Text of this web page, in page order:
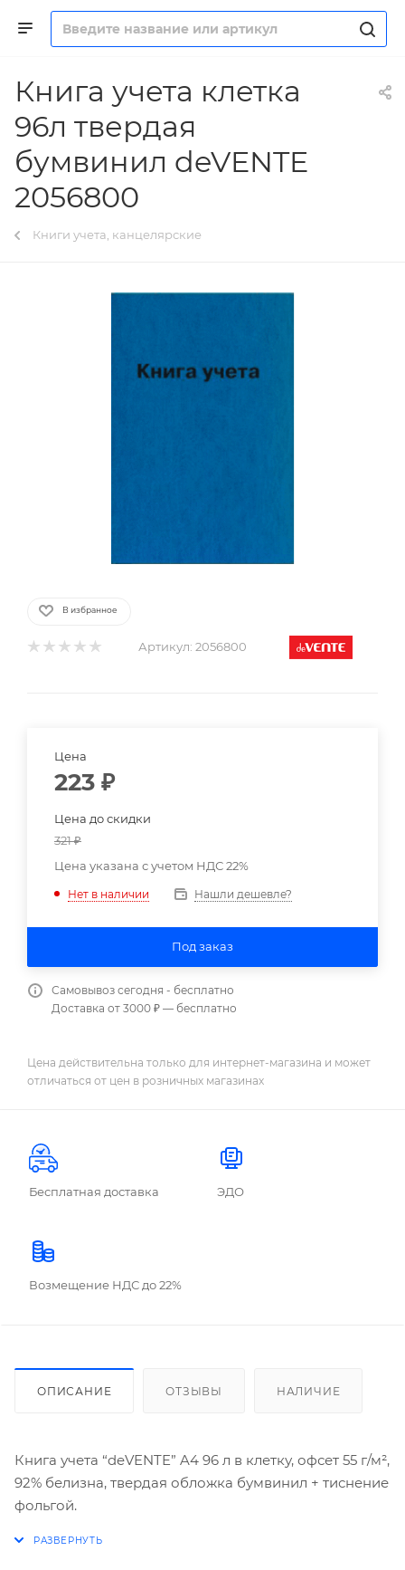
Книга учета клетка
96л твердая
бумвинил deVENTE
2056800
Книги учета, канцелярские
В избранное
Артикул: 2056800
Цена
223 ₽
Цена до скидки
321₽
Цена указана с учетом НДС 22%
Нет в наличии Нашли дешевле?
Под заказ
Самовывоз сегодня - бесплатно
Доставка от 3000 ₽ — бесплатно
Цена действительна только для интернет-магазина и может
отличаться от цен в розничных магазинах
Бесплатная доставка ЭДО
Возмещение НДС до 22%
ОПИСАНИЕ ОТЗЫВЫ НАЛИЧИЕ
Книга учета “deVENTE” A4 96 л в клетку, офсет 55 г/м²,
92% белизна, твердая обложка бумвинил + тиснение
фольгой.